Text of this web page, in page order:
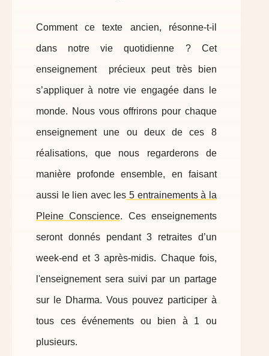
Comment ce texte ancien, résonne-t-il
dans notre vie quotidienne ? Cet
enseignement précieux peut très bien
s’appliquer à notre vie engagée dans le
monde. Nous vous offrirons pour chaque
enseignement une ou deux de ces 8
réalisations, que nous regarderons de
manière profonde ensemble, en faisant
aussi le lien avec les 5 entrainements à la
Pleine Conscience. Ces enseignements
seront donnés pendant 3 retraites d’un
week-end et 3 après-midis. Chaque fois,
l'enseignement sera suivi par un partage
sur le Dharma. Vous pouvez participer à
tous ces événements ou bien à 1 ou
plusieurs.